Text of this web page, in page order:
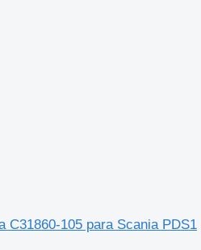
C31860-105 para Scania PDS1